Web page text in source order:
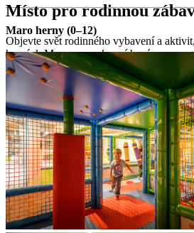
Místo pro rodinnou
Objevte svět rodinného vybavení a
hernách Maro po venkovní bazény a
všechny generace.
Rodinné vybavení
Maro herny– Maro Baby Club
pro děti od 3 do 7 let, Maro Maxi
Teen Hangout– speciálně
prostor pro teenagery
nabídka zábavy pro všechny
herna, softplay pokoj, venkovní
venkovní bazény– vyhřívaný
vodními atrakcemi a tobogány,
Maro herny (0–12)